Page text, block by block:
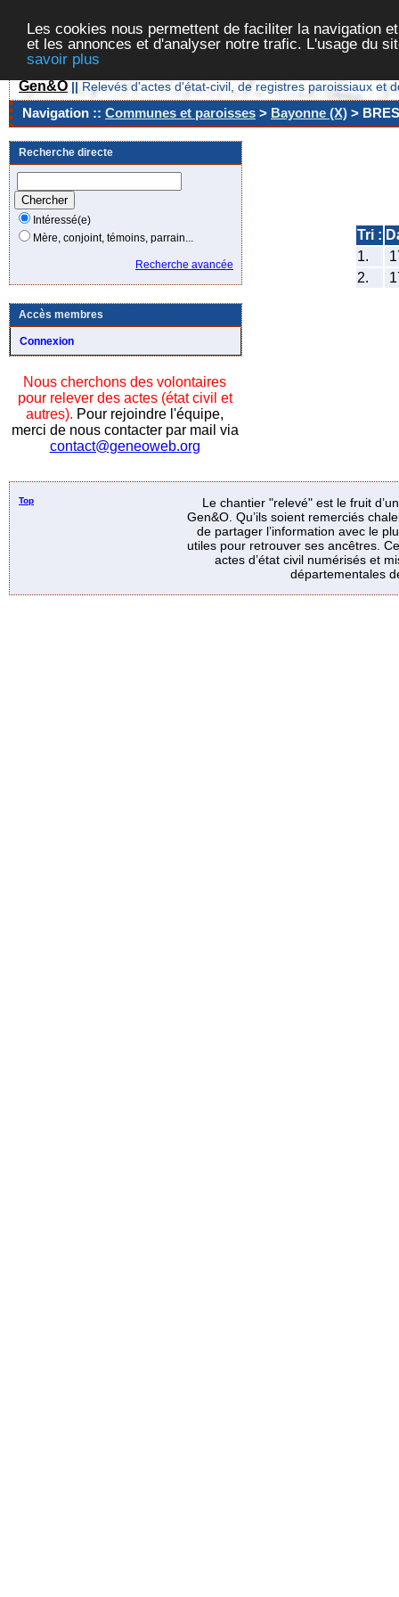
Les cookies nous permettent de faciliter la navigation
et les annonces et d'analyser notre trafic. L'usage du
savoir plus
Gen&O || Relevés d'actes d'état-civil, de registres paroissiaux et
Navigation :: Communes et paroisses > Bayonne (X) >
Recherche directe
Intéressé(e)
Mère, conjoint, témoins, parrain...
Recherche avancée
Accès membres
Connexion
Nous cherchons des volontaires
pour relever des actes (état civil et
autres). Pour rejoindre l'équipe,
merci de nous contacter par mail via
contact@geneoweb.org
Tri :
1.
2.
Top
Le chantier "relevé" est le fruit
Gen&O. Qu’ils soient remerciés
de partager l’information avec le
utiles pour retrouver ses ancêtres.
actes d’état civil numérisés et
départementales